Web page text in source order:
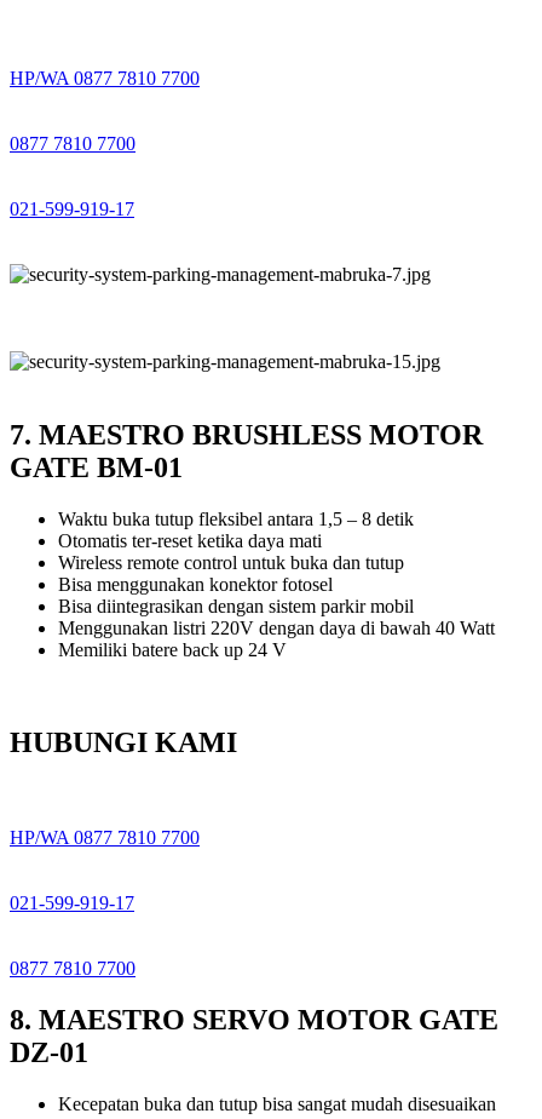
HP/WA 0877 7810 7700
0877 7810 7700
021-599-919-17
7. MAESTRO BRUSHLESS MOTOR
GATE BM-01
Waktu buka tutup fleksibel antara 1,5 – 8 detik
Otomatis ter-reset ketika daya mati
Wireless remote control untuk buka dan tutup
Bisa menggunakan konektor fotosel
Bisa diintegrasikan dengan sistem parkir mobil
Menggunakan listri 220V dengan daya di bawah 40 Watt
Memiliki batere back up 24 V
HUBUNGI KAMI
HP/WA 0877 7810 7700
021-599-919-17
0877 7810 7700
8. MAESTRO SERVO MOTOR GATE
DZ-01
Kecepatan buka dan tutup bisa sangat mudah disesuaikan